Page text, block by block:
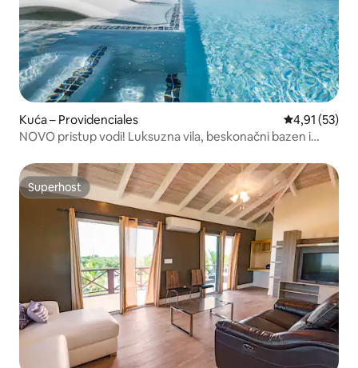
Kuća – Providenciales Prosječna
4,91 (53)
NOVO pristup vodi! Luksuzna vila, beskonačni bazen i
Superhost
Superhost